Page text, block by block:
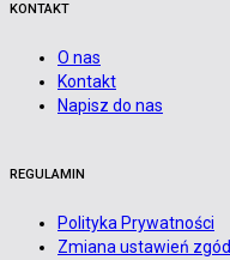
KONTAKT
O nas
Kontakt
Napisz do nas
REGULAMIN
Polityka Prywatności
Zmiana ustawień zgód